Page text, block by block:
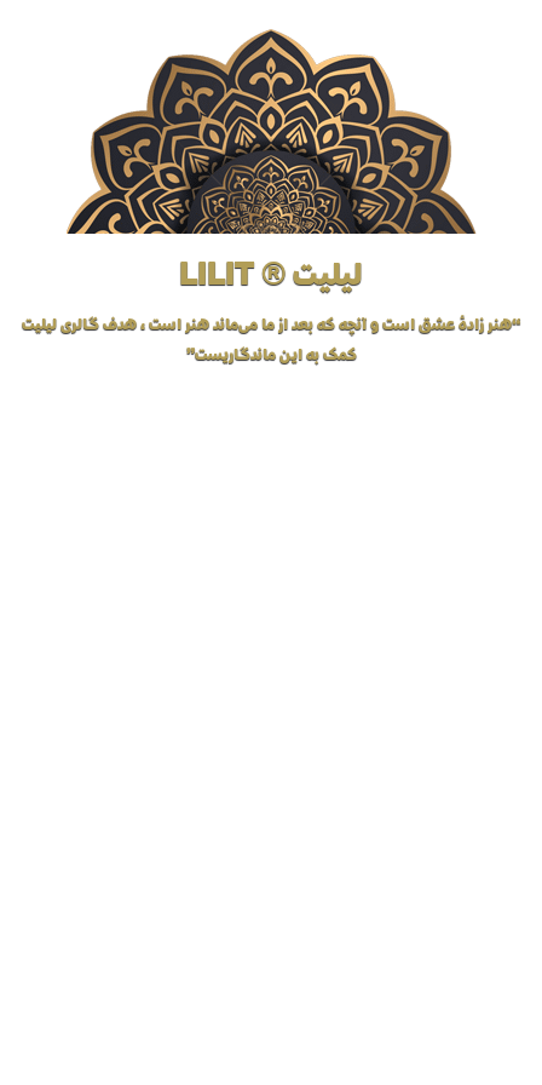
لیلیت ® LILIT
“هنر زادهٔ عشق است و آنچه که بعد از ما می‌ماند هنر است، هدف گالری لیلیت
کمک به این ماندگاریست”